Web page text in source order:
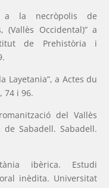
a la necròpolis de
(Vallès Occidental)” a
de Prehistòria i
Layetania”, a Actes du
74 i 96.
del Vallès
de Sabadell. Sabadell.
ibèrica. Estudi
inèdita. Universitat